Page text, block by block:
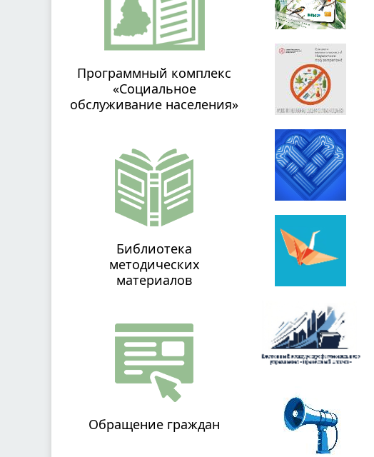
Программный комплекс
«Социальное
обслуживание населения»
Библиотека
методических
материалов
Обращение граждан